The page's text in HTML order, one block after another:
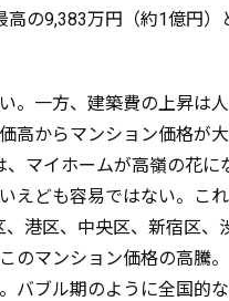
の9,383万円（約1億円）
。一方、建築費の上昇は
高からマンション価格が
マイホームが高嶺の花に
えども容易ではない。こ
港区、中央区、新宿区、
のマンション価格の高騰
バブル期のように全国的